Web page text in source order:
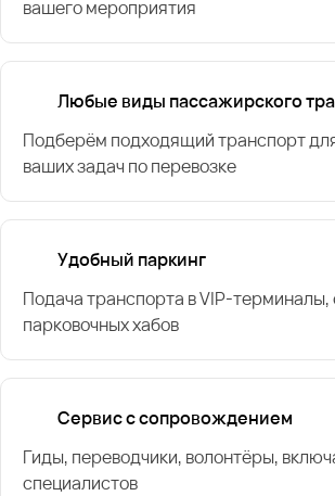
вашего мероприятия
Любые виды пассажирского
Подберём подходящий транспорт
ваших задач по перевозке
Удобный паркинг
Подача транспорта в VIP-терминалы,
парковочных хабов
Сервис с сопровождением
Гиды, переводчики, волонтёры,
специалистов